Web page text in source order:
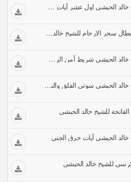
الرقيه الشرعية للشيخ خالد الحبشي اول عشر آيات من سورة الصافات
الرقيه الشرعية دعاء ابطال سحر الارحام للشيخ خالد الحبشي
الرقيه الشرعية للشيخ خالد الحبشي شريط آمن الرسول
الرقيه الشرعية للشيخ خالد الحبشي سوتي الفلق والناس
للشيخ خالد الحبشي
خالد الحبشي آيات حرق الجني
للشيخ خالد الحبشي